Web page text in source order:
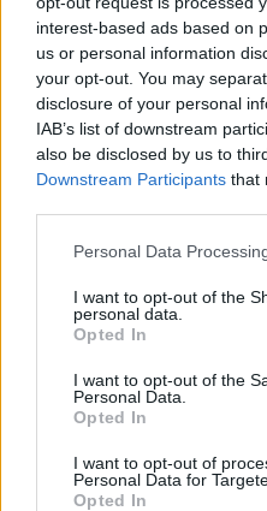
interest-based ads based on
us or personal information
your opt-out. You may
disclosure of your personal
IAB’s list of downstream
also be disclosed by us to
Downstream Participants that
Please note that this
not limited to your visit or
grant or deny consent to
use your data for below
consent section.
Personal Data
I want to opt-out of the
personal data.
Opted In
I want to opt-out of the
Personal Data.
Opted In
I want to opt-out of
Personal Data for
Opted In
Feliratkozom a
szabályzatot!
A